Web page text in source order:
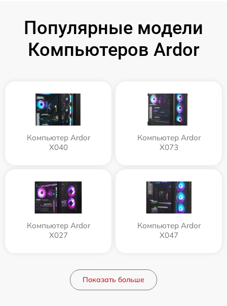
Популярные модели
Компьютеров Ardor
Компьютер Ardor
X040
Компьютер Ardor
X073
Компьютер Ardor
X027
Компьютер Ardor
X047
Показать больше